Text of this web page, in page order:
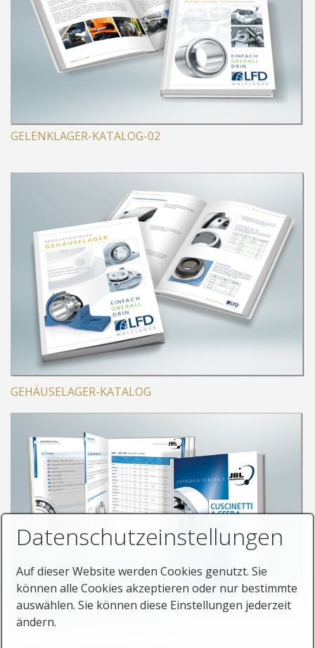
GELENKLAGER-KATALOG-02
GEHÄUSELAGER-KATALOG
WÄLZLAGER-KATALOG ITALIEN
Datenschutzeinstellungen
Auf dieser Website werden Cookies genutzt. Sie
können alle Cookies akzeptieren oder nur bestimmte
auswählen. Sie können diese Einstellungen jederzeit
ändern.